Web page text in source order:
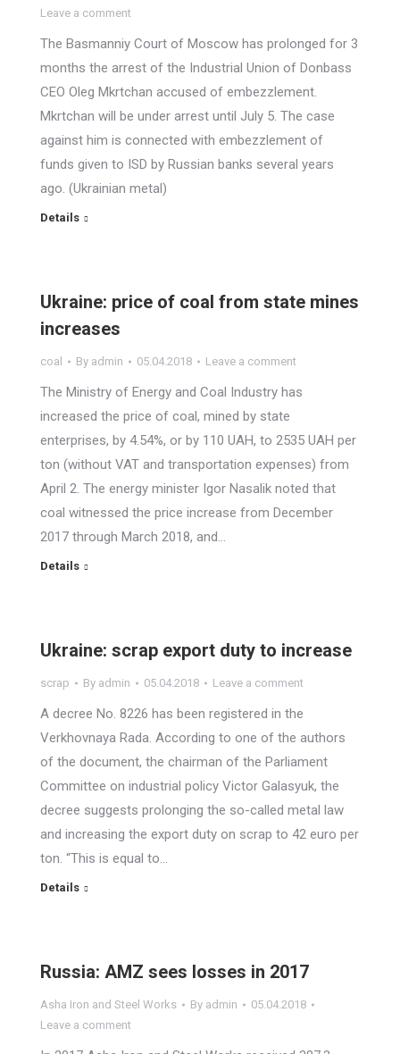
Leave a comment
The Basmanniy Court of Moscow has prolonged for 3
months the arrest of the Industrial Union of Donbass
CEO Oleg Mkrtchan accused of embezzlement.
Mkrtchan will be under arrest until July 5. The case
against him is connected with embezzlement of
funds given to ISD by Russian banks several years
ago. (Ukrainian metal)
Details
Ukraine: price of coal from state mines
increases
coal By admin 05.04.2018 Leave a comment
The Ministry of Energy and Coal Industry has
increased the price of coal, mined by state
enterprises, by 4.54%, or by 110 UAH, to 2535 UAH per
ton (without VAT and transportation expenses) from
April 2. The energy minister Igor Nasalik noted that
coal witnessed the price increase from December
2017 through March 2018, and…
Details
Ukraine: scrap export duty to increase
scrap By admin 05.04.2018 Leave a comment
A decree No. 8226 has been registered in the
Verkhovnaya Rada. According to one of the authors
of the document, the chairman of the Parliament
Committee on industrial policy Victor Galasyuk, the
decree suggests prolonging the so-called metal law
and increasing the export duty on scrap to 42 euro per
ton. “This is equal to…
Details
Russia: AMZ sees losses in 2017
Asha Iron and Steel Works By admin
05.04.2018
Leave a comment